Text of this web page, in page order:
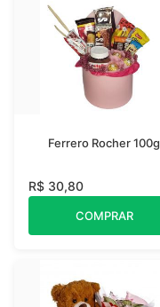
Ferrero Rocher 100g
R$ 30,80
COMPRAR